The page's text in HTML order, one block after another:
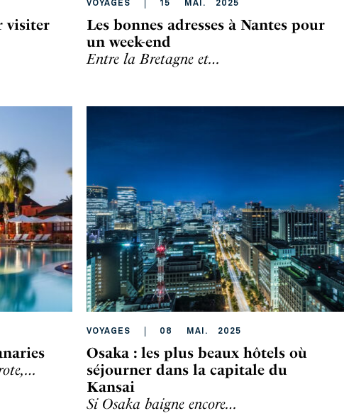
visiter
VOYAGES 15 MAI . 2025
Les bonnes adresses à Nantes pour
un week-end
Entre la Bretagne et…
VOYAGES 08 MAI . 2025
Osaka : les plus beaux hôtels où
séjourner dans la capitale du
Kansai
Si Osaka baigne encore…